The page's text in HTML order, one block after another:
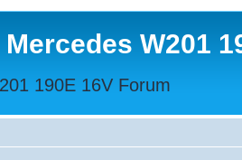
Mercedes W201
190E 16V Forum